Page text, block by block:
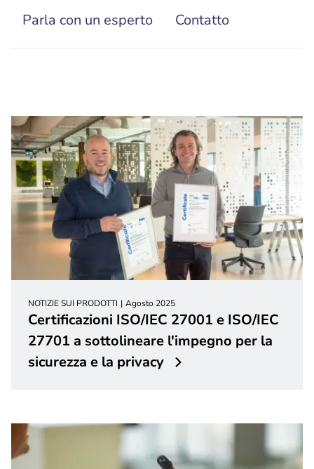
Parla con un esperto Contatto
NOTIZIE SUI PRODOTTI Agosto 2025
Certificazioni ISO/IEC 27001 e ISO/IEC
27701 a sottolineare l'impegno per la
sicurezza e la privacy